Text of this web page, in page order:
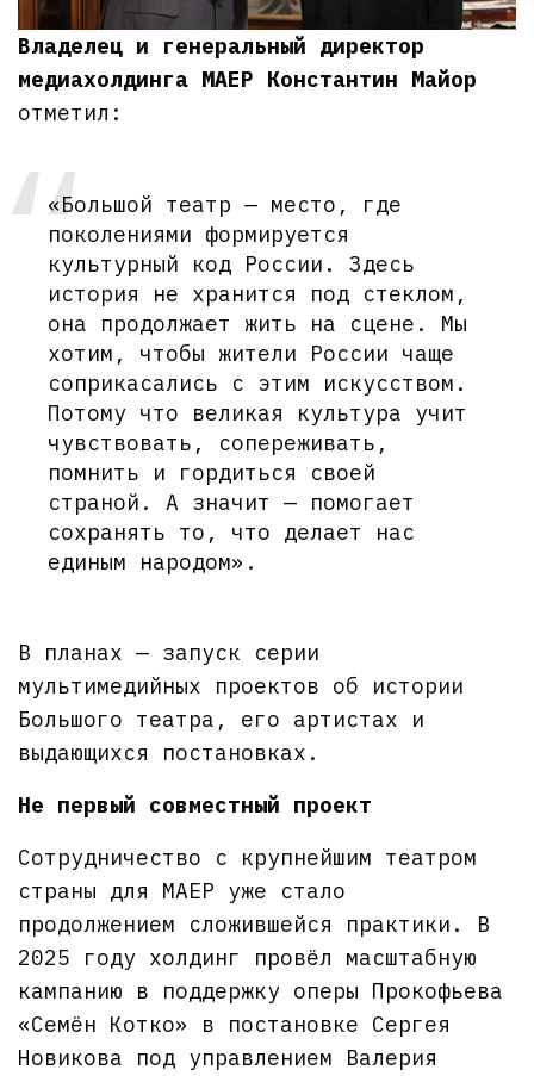
Владелец и генеральный директор
медиахолдинга МАЕР Константин Майор
отметил:
«Большой театр — место, где
поколениями формируется
культурный код России. Здесь
история не хранится под стеклом,
она продолжает жить на сцене. Мы
хотим, чтобы жители России чаще
соприкасались с этим искусством.
Потому что великая культура учит
чувствовать, сопереживать,
помнить и гордиться своей
страной. А значит — помогает
сохранять то, что делает нас
единым народом».
В планах — запуск серии
мультимедийных проектов об истории
Большого театра, его артистах и
выдающихся постановках.
Не первый совместный проект
Сотрудничество с крупнейшим театром
страны для МАЕР уже стало
продолжением сложившейся практики. В
2025 году холдинг провёл масштабную
кампанию в поддержку оперы Прокофьева
«Семён Котко» в постановке Сергея
Новикова под управлением Валерия